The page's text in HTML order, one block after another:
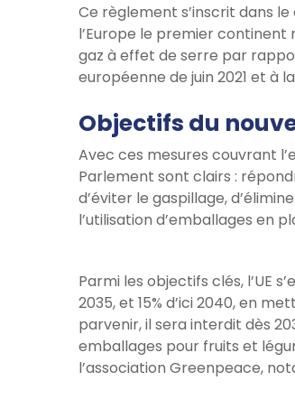
Ce règlement s’inscrit dans le
l’Europe le premier continent
gaz à effet de serre par
européenne de juin 2021 et à
Objectifs du
Avec ces mesures couvrant
Parlement sont clairs :
d’éviter le gaspillage,
l’utilisation d’emballages en
Parmi les objectifs clés, l’UE
2035, et 15% d’ici 2040, en
parvenir, il sera interdit dès
emballages pour fruits et
l’association Greenpeace,